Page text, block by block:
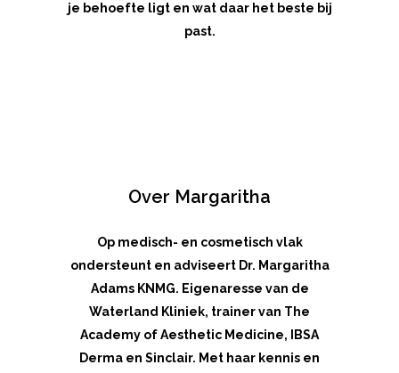
je behoefte ligt en wat daar het beste bij
past.
Over Margaritha
Op medisch- en cosmetisch vlak
ondersteunt en adviseert Dr. Margaritha
Adams KNMG. Eigenaresse van de
Waterland Kliniek, trainer van The
Academy of Aesthetic Medicine, IBSA
Derma en Sinclair. Met haar kennis en